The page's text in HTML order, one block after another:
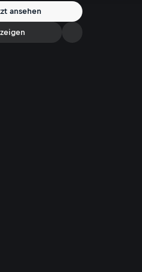
die stets von schicksalhaften
ist er froh, die große Zeit des
erlebt zu haben.
ansehen